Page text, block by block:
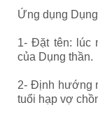
Ứng dụng
1- Đặt tên: lúc
của Dụng thần.
2- Định hướng
tuổi hạp vợ